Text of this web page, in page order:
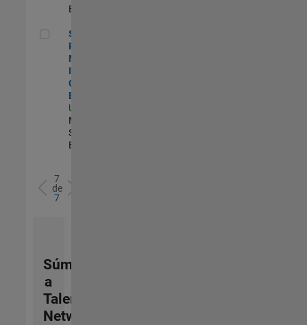
Experimentado
Senior Program Manager, Internal Corporate Events
Senior
Program
Manager,
Internal
Corporate
Events
US-MA-Natick
Marketing
Services |
Experimentado
7
de
7
Súmese
a
Talent
Network